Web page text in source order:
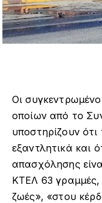
Οι
οποίων από το
υποστηρίζουν
εξαντλητικά και
απασχόλησης
ΚΤΕΛ 63 γραμμές,
ζωές», «στου